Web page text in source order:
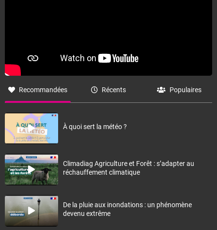
Recommandées Récents Populaires
À quoi sert la météo ?
Climadiag Agriculture et Forêt : s’adapter au
réchauffement climatique
De la pluie aux inondations : un phénomène
devenu extrême